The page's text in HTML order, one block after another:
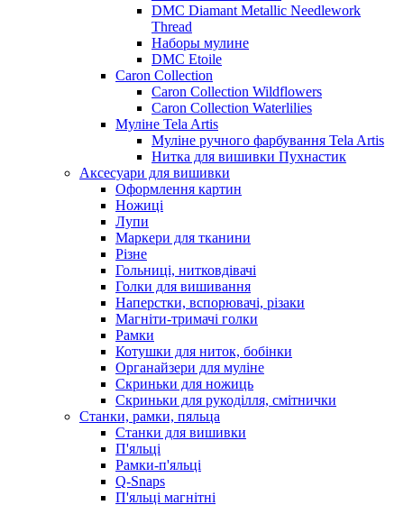
DMC Diamant Metallic Needlework
Thread
Наборы мулине
DMC Etoile
Caron Collection
Caron Collection Wildflowers
Caron Collection Waterlilies
Муліне Tela Artis
Муліне ручного фарбування Tela Artis
Нитка для вишивки Пухнастик
Аксесуари для вишивки
Оформлення картин
Ножиці
Лупи
Маркери для тканини
Різне
Гольниці, нитковдівачі
Голки для вишивання
Наперстки, вспорювачі, різаки
Магніти-тримачі голки
Рамки
Котушки для ниток, бобінки
Органайзери для муліне
Скриньки для ножиць
Скриньки для рукоділля, смітнички
Станки, рамки, пяльца
Станки для вишивки
П'яльці
Рамки-п'яльці
Q-Snaps
П'яльці магнітні